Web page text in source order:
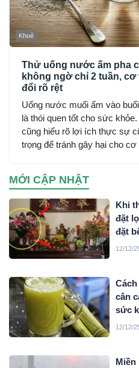
Khoẻ
Thử uống nước ấm pha
không ngờ chỉ 2 tuần,
đổi rõ rệt
Uống nước muối ấm vào
là thói quen tốt cho sức
cũng hiểu rõ lợi ích thực sự
trọng để tránh gây hại cho
MỚI CẬP NHẬT
Khi
đặt
đặt
12/12/
cân
sức
12/12/